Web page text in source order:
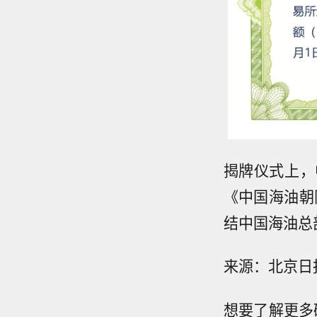
揭牌仪式上
《中国海油
结中国海油
来源：北京日
想要了解更